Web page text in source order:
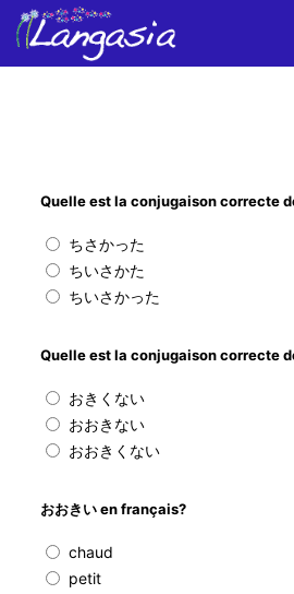
Quelle est la conjugaison correcte
ちさかった
ちいさかた
ちいさかった
Quelle est la conjugaison correcte
おきくない
おおきない
おおきくない
おおきい en français?
chaud
petit